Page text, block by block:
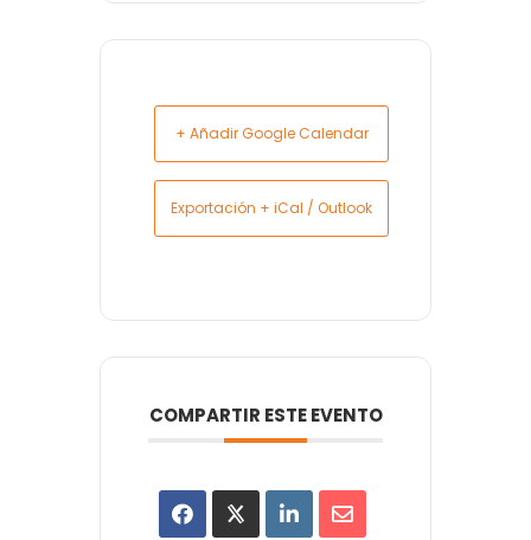
+ Añadir Google Calendar
Exportación + iCal / Outlook
COMPARTIR ESTE EVENTO